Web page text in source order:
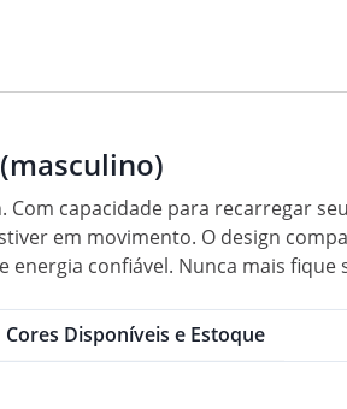
capacidade para recarregar
em movimento. O design
confiável. Nunca mais fique
Cores Disponíveis e Estoque